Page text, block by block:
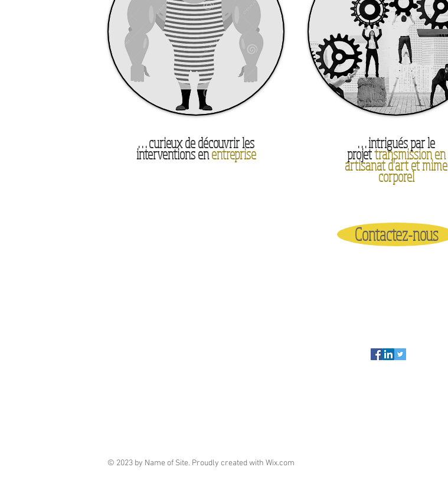
. . . curieux de découvrir les
interventions enentreprise
. . . intrigués par le
projettransmission en
artisanat d'art et mime
corporel
Contactez-nous
© 2023 by Name of Site. Proudly created with Wix.com